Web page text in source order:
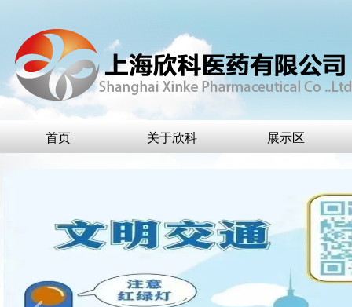
首页 关于欣科 展示区